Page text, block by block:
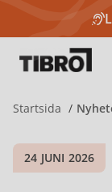
Startsida
24 JUNI 2026